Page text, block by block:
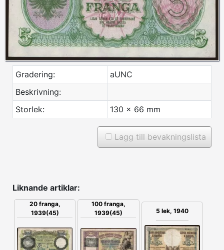
Gradering:
aUNC
Beskrivning:
Storlek:
130 x 66 mm
Lagg till bevakningslista
Liknande artiklar:
20 franga,
1939(45)
100 franga,
1939(45)
5 lek, 1940